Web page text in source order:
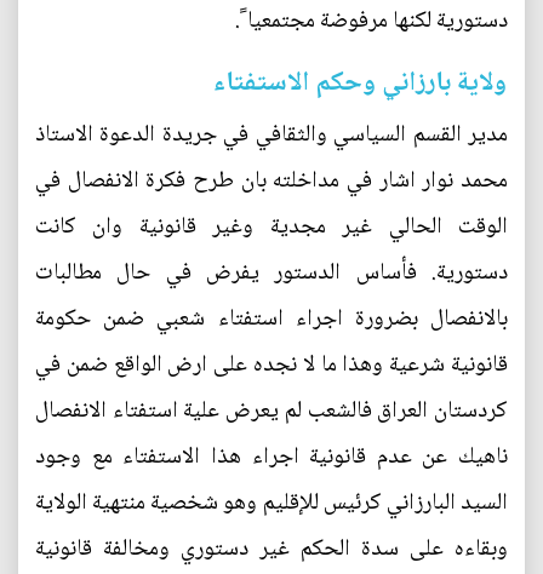
دستورية لكنها مرفوضة مجتمعيا ً.
ولاية بارزاني وحكم الاستفتاء
مدير القسم السياسي والثقافي في جريدة الدعوة الاستاذ
محمد نوار اشار في مداخلته بان طرح فكرة الانفصال في
الوقت الحالي غير مجدية وغير قانونية وان كانت
دستورية. فأساس الدستور يفرض في حال مطالبات
بالانفصال بضرورة اجراء استفتاء شعبي ضمن حكومة
قانونية شرعية وهذا ما لا نجده على ارض الواقع ضمن في
كردستان العراق فالشعب لم يعرض علية استفتاء الانفصال
ناهيك عن عدم قانونية اجراء هذا الاستفتاء مع وجود
السيد البارزاني كرئيس للإقليم وهو شخصية منتهية الولاية
وبقاءه على سدة الحكم غير دستوري ومخالفة قانونية